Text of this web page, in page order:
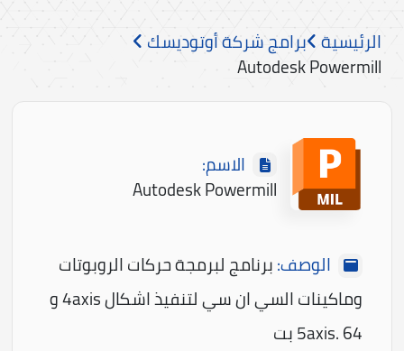
الرئيسية برامج شركة أوتوديسك
Autodesk Powermill
الاسم:
Autodesk Powermill
الوصف:برنامج لبرمجة حركات الروبوتات
وماكينات السي ان سي لتنفيذ اشكال 4axis و
5axis. 64 بت